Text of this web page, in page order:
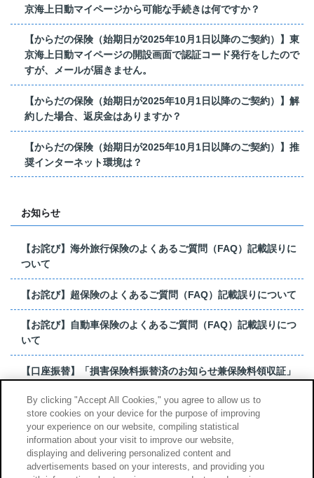
京海上日動マイページから可能な手続きは何ですか？
【からだの保険（始期日が2025年10月1日以降のご契約）】東
京海上日動マイページの開設画面で認証コード発行をしたので
すが、メールが届きません。
【からだの保険（始期日が2025年10月1日以降のご契約）】解
約した場合、返戻金はありますか？
【からだの保険（始期日が2025年10月1日以降のご契約）】推
奨インターネット環境は？
お知らせ
【お詫び】海外旅行保険のよくあるご質問（FAQ）記載誤りに
ついて
【お詫び】超保険のよくあるご質問（FAQ）記載誤りについて
【お詫び】自動車保険のよくあるご質問（FAQ）記載誤りにつ
いて
【口座振替】「損害保険料振替済のお知らせ兼保険料領収証」
【お詫び】超保険のよくあるご質問（FAQ）記載誤りについて
もっと見る
By clicking "Accept All Cookies," you agree to allow us to
store cookies on your device for the purpose of improving
your experience on our website, compiling statistical
information about your visit to improve our website,
displaying and delivering personalized content and
advertisements based on your interests, and providing you